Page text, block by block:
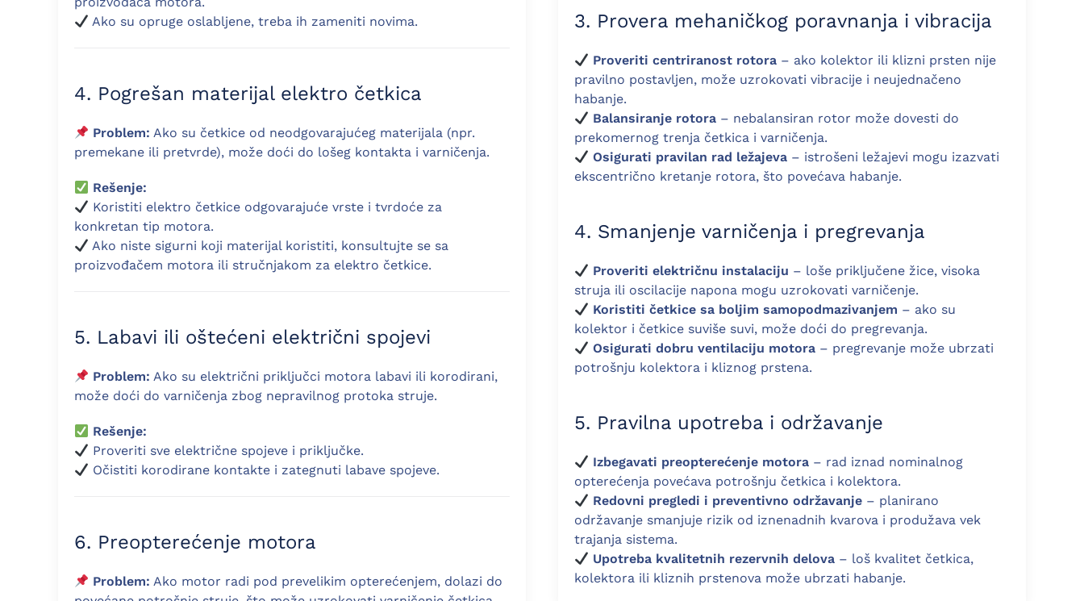
Ako su opruge oslabljene, treba ih zameniti novima.
4. Pogrešan materijal elektro četkica
Problem: Ako su četkice od neodgovarajućeg materijala (npr.
premekane ili pretvrde), može doći do lošeg kontakta i varničenja.
Rešenje:
Koristiti elektro četkice odgovarajuće vrste i tvrdoće za
konkretan tip motora.
Ako niste sigurni koji materijal koristiti, konsultujte se sa
proizvođačem motora ili stručnjakom za elektro četkice.
5. Labavi ili oštećeni električni spojevi
Problem: Ako su električni priključci motora labavi ili korodirani,
može doći do varničenja zbog nepravilnog protoka struje.
Rešenje:
Proveriti sve električne spojeve i priključke.
Očistiti korodirane kontakte i zategnuti labave spojeve.
6. Preopterećenje motora
Problem: Ako motor radi pod prevelikim opterećenjem, dolazi do
3. Provera mehaničkog poravnanja i vibracija
Proveriti centriranost rotora – ako kolektor ili klizni prsten nije
pravilno postavljen, može uzrokovati vibracije i neujednačeno
habanje.
Balansiranje rotora – nebalansiran rotor može dovesti do
prekomernog trenja četkica i varničenja.
Osigurati pravilan rad ležajeva – istrošeni ležajevi mogu izazvati
ekscentrično kretanje rotora, što povećava habanje.
4. Smanjenje varničenja i pregrevanja
Proveriti električnu instalaciju – loše priključene žice, visoka
struja ili oscilacije napona mogu uzrokovati varničenje.
Koristiti četkice sa boljim samopodmazivanjem – ako su
kolektor i četkice suviše suvi, može doći do pregrevanja.
Osigurati dobru ventilaciju motora – pregrevanje može ubrzati
potrošnju kolektora i kliznog prstena.
5. Pravilna upotreba i održavanje
Izbegavati preopterećenje motora – rad iznad nominalnog
opterećenja povećava potrošnju četkica i kolektora.
Redovni pregledi i preventivno održavanje – planirano
održavanje smanjuje rizik od iznenadnih kvarova i produžava vek
trajanja sistema.
Upotreba kvalitetnih rezervnih delova – loš kvalitet četkica,
kolektora ili kliznih prstenova može ubrzati habanje.